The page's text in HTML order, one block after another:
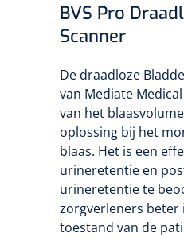
BVS Pro
Scanner
De draadloze
van Mediate
van het
oplossing bij het
blaas. Het is een
urineretentie en
urineretentie te
zorgverleners beter
toestand van de